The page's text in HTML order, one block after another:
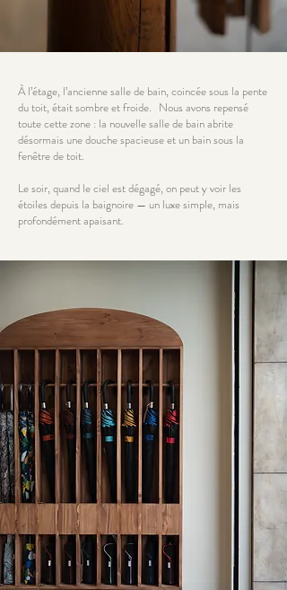
À l’étage, l’ancienne salle de bain, coincée sous la pente
du toit, était sombre et froide. Nous avons repensé
toute cette zone : la nouvelle salle de bain abrite
désormais une douche spacieuse et un bain sous la
fenêtre de toit.
Le soir, quand le ciel est dégagé, on peut y voir les
étoiles depuis la baignoire — un luxe simple, mais
profondément apaisant.